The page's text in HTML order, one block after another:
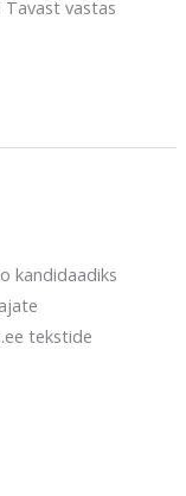
vastas
kandidaadiks
tekstide